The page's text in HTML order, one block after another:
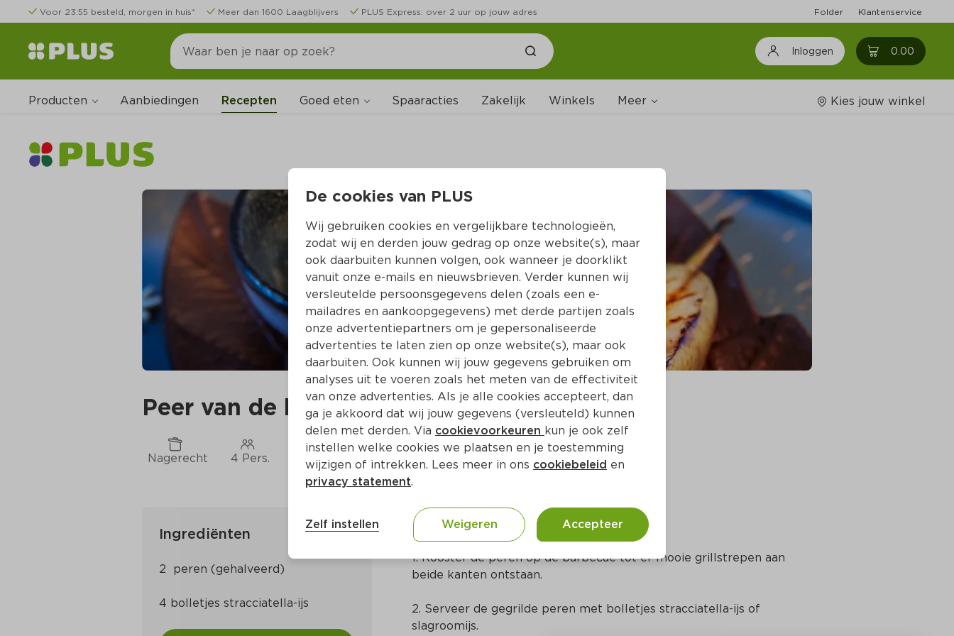
Voor 23:55 besteld, morgen in huis* Meer dan 1600 Laagblijvers PLUS Express: over 2 uur op jouw adres Folder Klantenservice
Inloggen 0.00 0
Producten Aanbiedingen Recepten Goed eten Spaaracties Zakelijk Winkels Meer
Wijnshop
Boodschappenlijstjes
Kies jouw winkel
Peer van de barbecue met stracciatella-ijs
Nagerecht 4 Pers. Ca. 20 Min Europees
Ingrediënten
4 bolletjes stracciatella-ijs
Bereidingswijze
1. Rooster de peren op de barbecue tot er mooie grillstrepen aan
beide kanten ontstaan.
2. Serveer de gegrilde peren met bolletjes stracciatella-ijs of
slagroomijs.
De cookies van PLUS
Wij gebruiken cookies en vergelijkbare technologieën,
zodat wij en derden jouw gedrag op onze website(s), maar
ook daarbuiten kunnen volgen, ook wanneer je doorklikt
vanuit onze e-mails en nieuwsbrieven. Verder kunnen wij
versleutelde persoonsgegevens delen (zoals een e-
mailadres en aankoopgegevens) met derde partijen zoals
onze advertentiepartners om je gepersonaliseerde
advertenties te laten zien op onze website(s), maar ook
daarbuiten. Ook kunnen wij jouw gegevens gebruiken om
analyses uit te voeren zoals het meten van de effectiviteit
van onze advertenties. Als je alle cookies accepteert, dan
ga je akkoord dat wij jouw gegevens (versleuteld) kunnen
delen met derden. Via cookievoorkeuren kun je ook zelf
instellen welke cookies we plaatsen en je toestemming
wijzigen of intrekken. Lees meer in ons cookiebeleid en
privacy statement.
Zelf instellen Weigeren Accepteer